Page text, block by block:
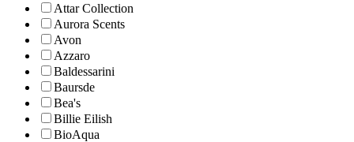
Attar Collection
Aurora Scents
Avon
Azzaro
Baldessarini
Baursde
Bea's
Billie Eilish
BioAqua